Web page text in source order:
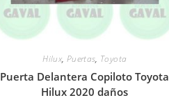
Hilux, Puertas, Toyota
Puerta Delantera Copiloto Toyota
Hilux 2020 daños